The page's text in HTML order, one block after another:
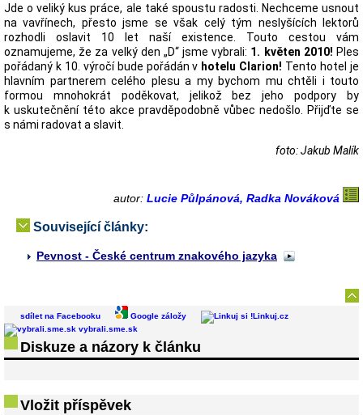
Jde o veliký kus práce, ale také spoustu radosti. Nechceme usnout
na vavřínech, přesto jsme se však celý tým neslyšících lektorů
rozhodli oslavit 10 let naší existence. Touto cestou vám
oznamujeme, že za velký den „D“ jsme vybrali: 1. květen 2010! Ples
pořádaný k 10. výročí bude pořádán v hotelu Clarion! Tento hotel je
hlavním partnerem celého plesu a my bychom mu chtěli i touto
formou mnohokrát poděkovat, jelikož bez jeho podpory by
k uskutečnění této akce pravděpodobně vůbec nedošlo. Přijďte se
s námi radovat a slavit.
foto: Jakub Malík
autor: Lucie Půlpánová, Radka Nováková
Související články:
Pevnost - České centrum znakového jazyka
sdílet na Facebooku Google záložy
Linkuj.cz
vybrali.sme.sk
Diskuze a názory k článku
Vložit příspěvek